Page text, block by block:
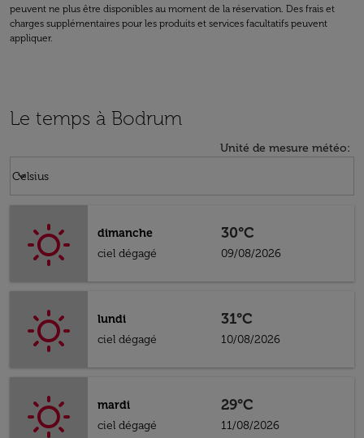
peuvent ne plus être disponibles au moment de la réservation. Des frais et
charges supplémentaires pour les produits et services facultatifs peuvent
appliquer.
Le temps à Bodrum
Unité de mesure météo:
Celsius
keyboard_arrow_down
dimanche
ciel dégagé
30°C
09/08/2026
lundi
ciel dégagé
31°C
10/08/2026
mardi
ciel dégagé
29°C
11/08/2026